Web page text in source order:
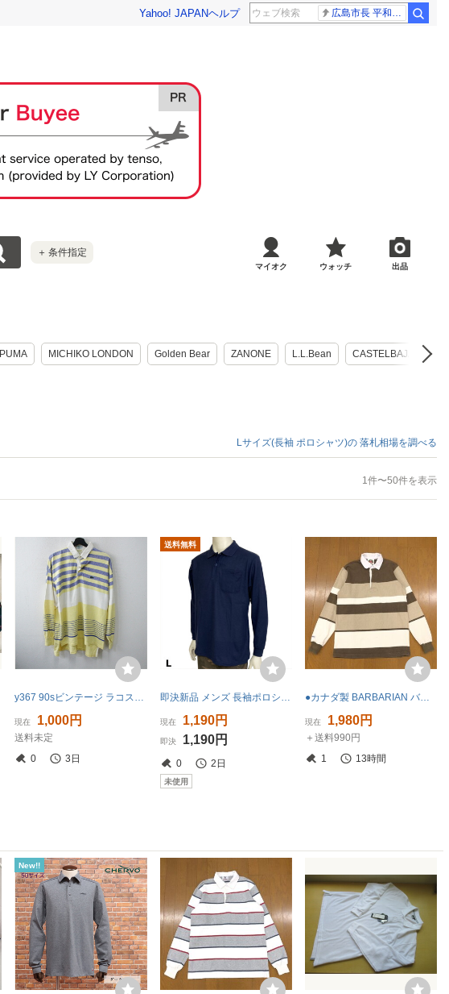
Yahoo! JAPANヘルプ 広島市長 平和宣言
＋ 条件指定
マイオク ウォッチ 出品
PUMA MICHIKO LONDON Golden Bear ZANONE L.L.Bean CASTELBAJAC
Lサイズ(長袖 ポロシャツ)の 落札相場を調べる
1件〜50件を表示
y367 90sビンテージ ラコステ 長袖ラガーシャツ■1990年代製 表記XLサイズ イエロー IZOD ボーダー ワンポイントロゴ アメカジ 古着 激安
現在 1,000円
送料未定
0
3日
送料無料
即決新品 メンズ 長袖ポロシャツ 形状安定 カノコポロ ネイビー L ポケット 送料無料 長袖 ポロ
現在 1,190円
即決 1,190円
0 2日
未使用
●カナダ製 BARBARIAN バーバリアン コットン ボーダー ラガーシャツ L 白 ホワイト×ブラウン系 長袖 ポロシャツ ラグビー 古着 メンズ
現在 1,980円
＋送料990円
1
13時間
New!!